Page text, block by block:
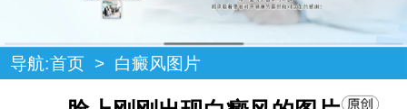
导航:首页 > 白癜风图片